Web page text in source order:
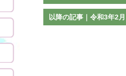
以降の記事｜令和3年2